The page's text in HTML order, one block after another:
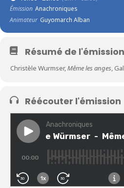
Émission Anachroniques
Animateur Guyomarch Alban
Résumé de l'émission
Christèle Wurmser,Même les anges,
Réécouter l'émission